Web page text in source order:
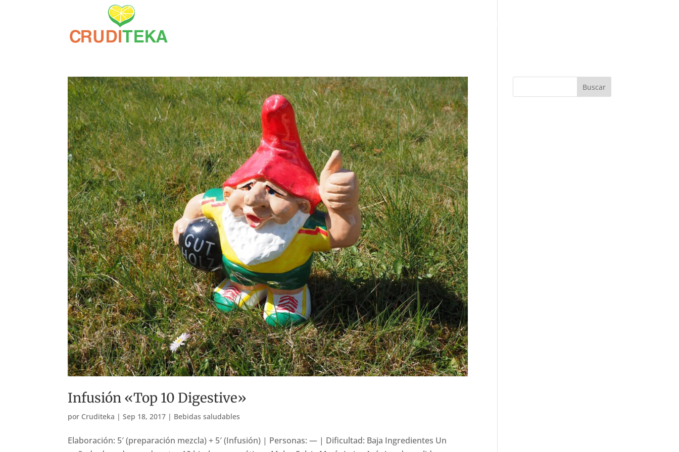
Baúl
Infusión «Top 10 Digestive»
por Cruditeka |Sep 18, 2017 | Bebidas saludables
Elaboración: 5′ (preparación mezcla) + 5′ (Infusión) | Personas: — | Dificultad: Baja Ingredientes Un